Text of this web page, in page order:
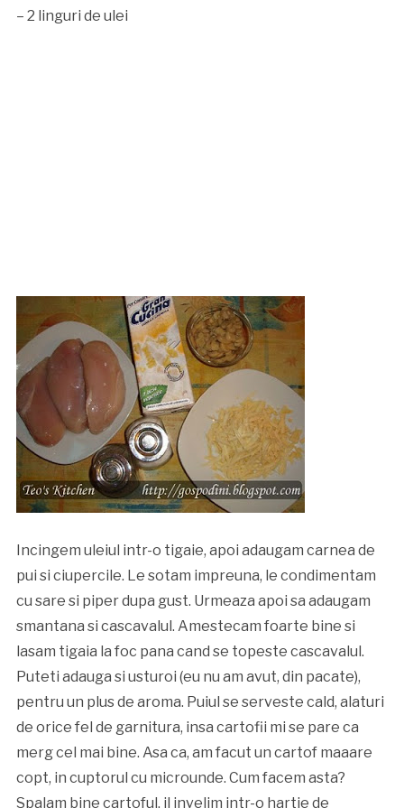
– 2 linguri de ulei
Incingem uleiul intr-o tigaie, apoi adaugam carnea de
pui si ciupercile. Le sotam impreuna, le condimentam
cu sare si piper dupa gust. Urmeaza apoi sa adaugam
smantana si cascavalul. Amestecam foarte bine si
lasam tigaia la foc pana cand se topeste cascavalul.
Puteti adauga si usturoi (eu nu am avut, din pacate),
pentru un plus de aroma. Puiul se serveste cald, alaturi
de orice fel de garnitura, insa cartofii mi se pare ca
merg cel mai bine. Asa ca, am facut un cartof maaare
copt, in cuptorul cu microunde. Cum facem asta?
Spalam bine cartoful, il invelim intr-o hartie de